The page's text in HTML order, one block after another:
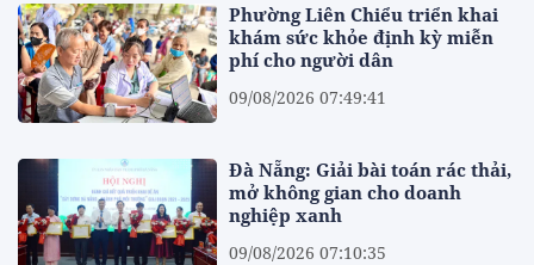
Phường Liên Chiểu triển khai
khám sức khỏe định kỳ miễn
phí cho người dân
09/08/2026 07:49:41
Đà Nẵng: Giải bài toán rác thải,
mở không gian cho doanh
nghiệp xanh
09/08/2026 07:10:35